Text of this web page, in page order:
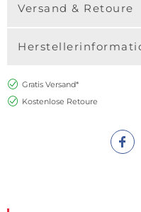
Versand & Retoure
Gratis Versand*
Kostenlose Retoure